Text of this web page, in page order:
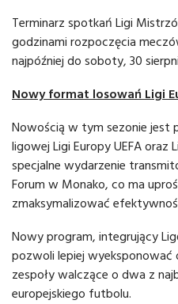
Terminarz spotkań Ligi
godzinami rozpoczęcia
najpóźniej do soboty, 30
Nowy format losowań Ligi
Nowością w tym sezonie jest
ligowej Ligi Europy UEFA oraz
specjalne wydarzenie
Forum w Monako, co ma
zmaksymalizować
Nowy program, integrujący
pozwoli lepiej wyeksponować
zespoły walczące o dwa z
europejskiego futbolu.